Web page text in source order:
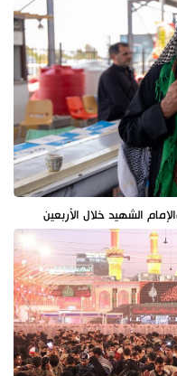
الشهيد خلال الأربعين